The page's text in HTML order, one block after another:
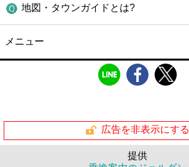
地図・タウンガイドとは?
メニュー
広告を非表示にする
提供